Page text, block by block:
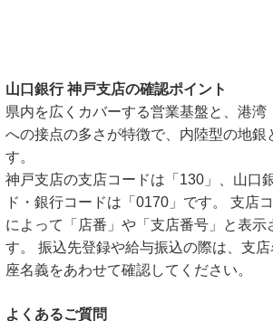
山口銀行 神戸支店の確認ポイント
県内を広くカバーする営業基盤と、港湾
への接点の多さが特徴で、内陸型の地銀
す。
神戸支店の支店コードは「130」、山口
ド・銀行コードは「0170」です。 支店
によって「店番」や「支店番号」と表示
す。 振込先登録や給与振込の際は、支
座名義をあわせて確認してください。
よくあるご質問